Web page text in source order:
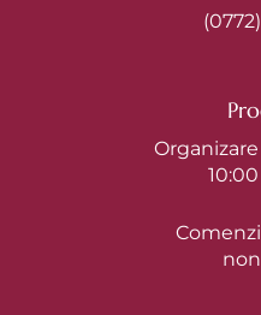
10:00